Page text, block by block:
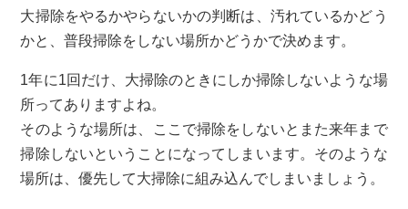
大掃除をやるかやらないかの判断は、汚れているかどう
かと、普段掃除をしない場所かどうかで決めます。
1年に1回だけ、大掃除のときにしか掃除しないような場
所ってありますよね。
そのような場所は、ここで掃除をしないとまた来年まで
掃除しないということになってしまいます。そのような
場所は、優先して大掃除に組み込んでしまいましょう。